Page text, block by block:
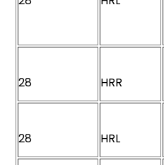
28 HRR
28 HRL